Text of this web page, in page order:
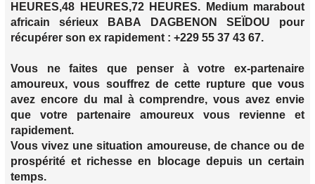
HEURES,48 HEURES,72 HEURES. Medium marabout
africain sérieux BABA DAGBENON SEÏDOU pour
récupérer son ex rapidement : +229 55 37 43 67.
Vous ne faites que penser à votre ex-partenaire
amoureux, vous souffrez de cette rupture que vous
avez encore du mal à comprendre, vous avez envie
que votre partenaire amoureux vous revienne et
rapidement.
Vous vivez une situation amoureuse, de chance ou de
prospérité et richesse en blocage depuis un certain
temps.